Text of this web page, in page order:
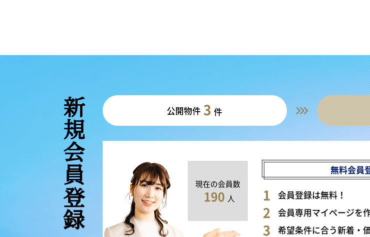
新規会員登録 公開物件 3 件
現在の会員数
190 人
無料会員
会員登録は無料！
会員専用マイページを
希望条件に合う新着・